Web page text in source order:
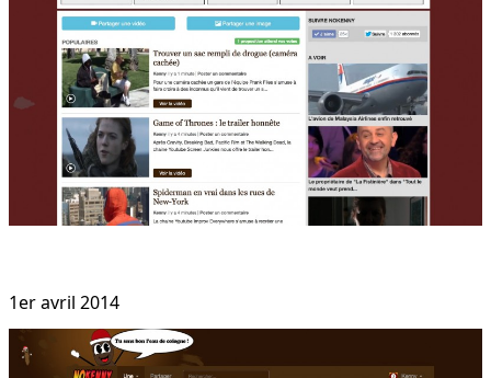
1er avril 2014